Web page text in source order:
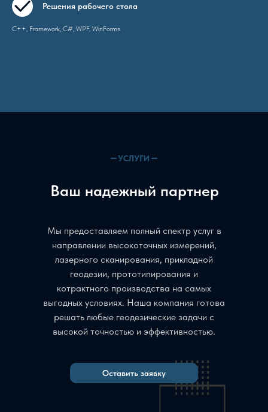
Решения рабочего стола
C++, Framework, C#, WPF, WinForms
УСЛУГИ
Ваш надежный партнер
Мы предоставляем полный спектр услуг в
направлении высокоточных измерений,
лазерного сканирования, прикладной
геодезии, прототипирования и
котрактного производства на самых
выгодных условиях. Наша компания готова
решать любые геодезические задачи с
высокой точностью и эффективностью.
Оставить заявку